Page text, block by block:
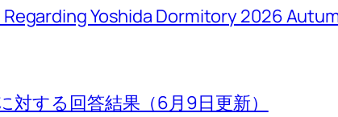
Yoshida Dormitory 2026
対する回答結果（6月9日更新）